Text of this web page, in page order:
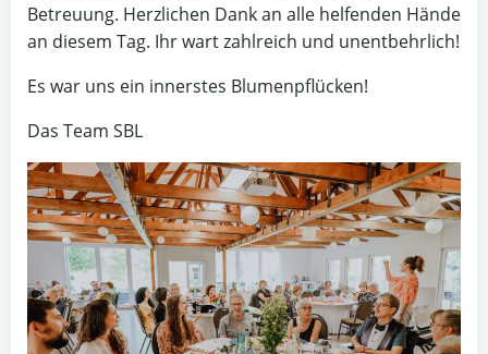
Betreuung. Herzlichen Dank an alle helfenden Hände
an diesem Tag. Ihr wart zahlreich und unentbehrlich!
Es war uns ein innerstes Blumenpflücken!
Das Team SBL